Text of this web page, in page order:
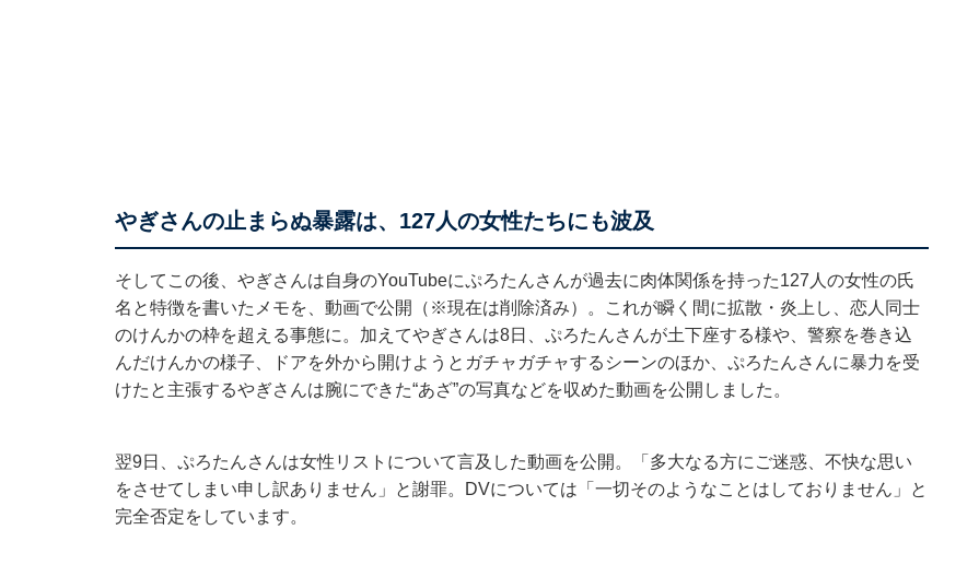
やぎさんの止まらぬ暴露は、127人の女性たちにも波及
そしてこの後、やぎさんは自身のYouTubeにぷろたんさんが過去に肉体関係を持った127人の女性の氏
名と特徴を書いたメモを、動画で公開（※現在は削除済み）。これが瞬く間に拡散・炎上し、恋人同士
のけんかの枠を超える事態に。加えてやぎさんは8日、ぷろたんさんが土下座する様や、警察を巻き込
んだけんかの様子、ドアを外から開けようとガチャガチャするシーンのほか、ぷろたんさんに暴力を受
けたと主張するやぎさんは腕にできた“あざ”の写真などを収めた動画を公開しました。
翌9日、ぷろたんさんは女性リストについて言及した動画を公開。「多大なる方にご迷惑、不快な思い
をさせてしまい申し訳ありません」と謝罪。DVについては「一切そのようなことはしておりません」と
完全否定をしています。